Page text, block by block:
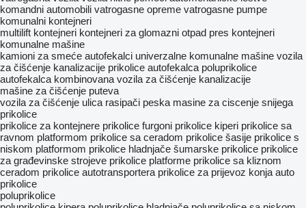
komandni automobili vatrogasne opreme vatrogasne pumpe
komunalni kontejneri
multilift kontejneri kontejneri za glomazni otpad pres kontejneri
komunalne mašine
kamioni za smeće autofekalci univerzalne komunalne mašine vozila
za čišćenje kanalizacije prikolice autofekalca poluprikolice
autofekalca kombinovana vozila za čišćenje kanalizacije
mašine za čišćenje puteva
vozila za čišćenje ulica rasipači peska masine za ciscenje snijega
prikolice
prikolice za kontejnere prikolice furgoni prikolice kiperi prikolice sa
ravnom platformom prikolice sa ceradom prikolice šasije prikolice s
niskom platformom prikolice hladnjače šumarske prikolice prikolice
za građevinske strojeve prikolice platforme prikolice sa kliznom
ceradom prikolice autotransportera prikolice za prijevoz konja auto
prikolice
poluprikolice